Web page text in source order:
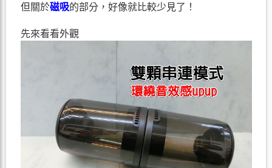
但關於磁吸的部分，好像就比較少見了！
先來看看外觀